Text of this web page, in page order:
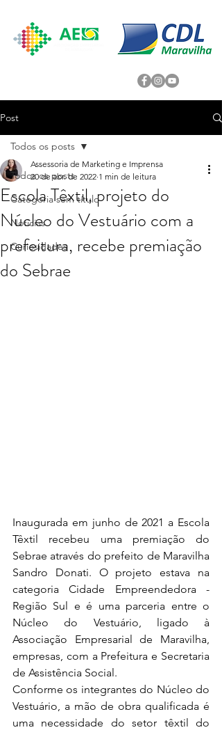
Post
Todos os posts
Categoria sem título
Noticias
Curiosidades
Todos os posts
Escola Têxtil, projeto do
Núcleo do Vestuário com a
prefeitura, recebe premiação
do Sebrae
Assessoria de Marketing e Imprensa
20 de abr. de 2022 1 min de leitura
Inaugurada em junho de 2021 a Escola
Têxtil recebeu uma premiação do
Sebrae através do prefeito de Maravilha
Sandro Donati. O projeto estava na
categoria Cidade Empreendedora -
Região Sul e é uma parceria entre o
Núcleo do Vestuário, ligado à
Associação Empresarial de Maravilha,
empresas, com a Prefeitura e Secretaria
de Assistência Social.
Conforme os integrantes do Núcleo do
Vestuário, a mão de obra qualificada é
uma necessidade do setor têxtil do